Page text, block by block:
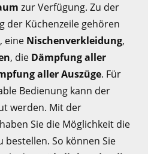
zur Verfügung. Zu der
der Küchenzeile gehören
, eine Nischenverkleidung,
, die Dämpfung aller
aller Auszüge. Für
Bedienung kann der
werden. Mit der
Sie die Möglichkeit die
bestellen. So können Sie